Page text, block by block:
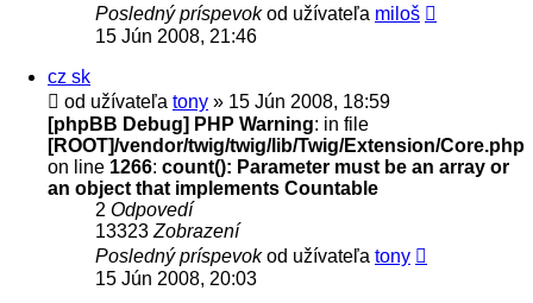
Posledný príspevokod užívateľa miloš
15 Jún 2008, 21:46
cz sk
od užívateľa tony » 15 Jún 2008, 18:59
[phpBB Debug] PHP Warning: in file
[ROOT]/vendor/twig/twig/lib/Twig/Extension/Core.php
on line 1266: count(): Parameter must be an array or
an object that implements Countable
2 Odpovedí
13323 Zobrazení
Posledný príspevokod užívateľa tony
15 Jún 2008, 20:03